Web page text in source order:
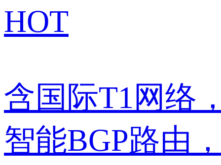
HOT
含国际T1网络
智能BGP路由